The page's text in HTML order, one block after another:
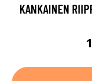
KANKAINEN